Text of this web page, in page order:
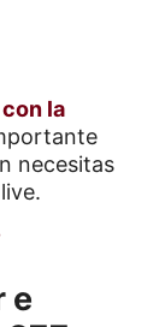
la
necesitas
e